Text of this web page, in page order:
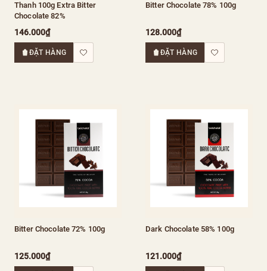
Thanh 100g Extra Bitter
Chocolate 82%
146.000₫
ĐẶT HÀNG
Bitter Chocolate 78% 100g
128.000₫
ĐẶT HÀNG
Bitter Chocolate 72% 100g
125.000₫
Dark Chocolate 58% 100g
121.000₫